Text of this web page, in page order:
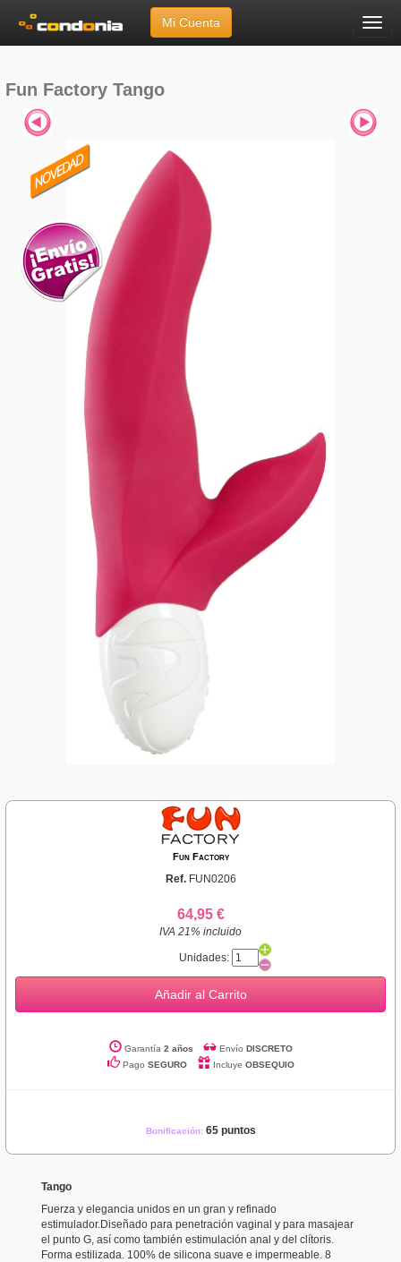
Menú
Mi Cuenta
Fun Factory»Tango
Fun Factory Tango
Fun Factory
Ref. FUN0206
64,95 €
IVA 21% incluido
Unidades:
Añadir al Carrito
Garantía 2 años Envío DISCRETO
Pago SEGURO Incluye OBSEQUIO
Bonificación: 65 puntos
Tango
Fuerza y elegancia unidos en un gran y refinado
estimulador.Diseñado para penetración vaginal y para masajear
el punto G, así como también estimulación anal y del clítoris.
Forma estilizada. 100% de silicona suave e impermeable. 8